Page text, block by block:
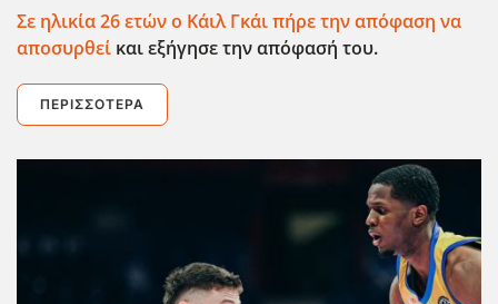
Σε ηλικία 26 ετών ο Κάιλ Γκάι πήρε την απόφαση να
αποσυρθεί και εξήγησε την απόφασή του.
ΠΕΡΙΣΣΌΤΕΡΑ